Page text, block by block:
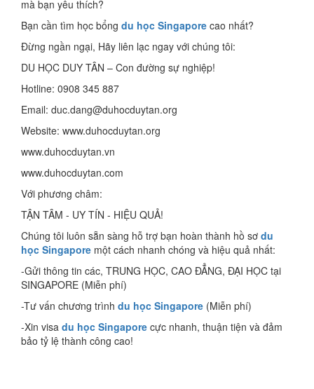
mà bạn yêu thích?
Bạn cần tìm học bổng du học Singapore cao nhất?
Đừng ngần ngại, Hãy liên lạc ngay với chúng tôi:
DU HỌC DUY TÂN – Con đường sự nghiệp!
Hotline: 0908 345 887
Email: duc.dang@duhocduytan.org
Website: www.duhocduytan.org
www.duhocduytan.vn
www.duhocduytan.com
Với phương châm:
TẬN TÂM - UY TÍN - HIỆU QUẢ!
Chúng tôi luôn sẵn sàng hỗ trợ bạn hoàn thành hồ sơ du
học Singapore một cách nhanh chóng và hiệu quả nhất:
-Gửi thông tin các, TRUNG HỌC, CAO ĐẲNG, ĐẠI HỌC tại
SINGAPORE (Miễn phí)
-Tư vấn chương trình du học Singapore (Miễn phí)
-Xin visa du học Singapore cực nhanh, thuận tiện và đảm
bảo tỷ lệ thành công cao!